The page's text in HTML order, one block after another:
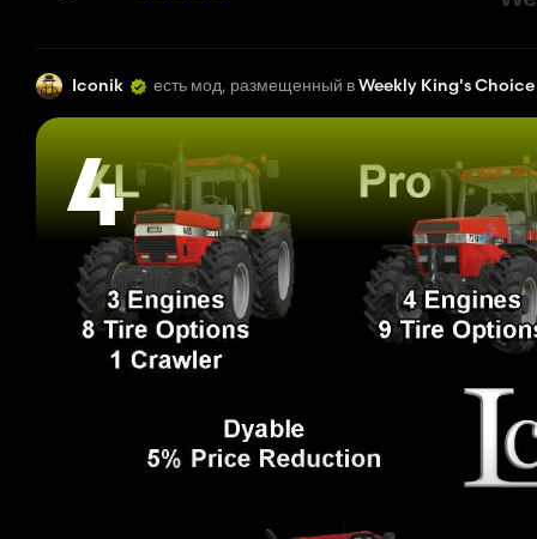
Iconik есть мод, размещенный вWeekly King's Choice
4